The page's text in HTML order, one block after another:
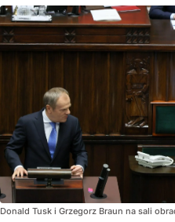
Donald Tusk i Grzegorz Braun na sali